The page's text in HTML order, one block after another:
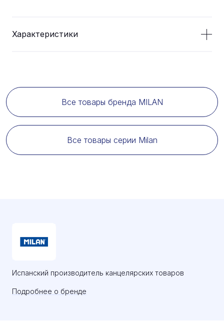
Характеристики
Все товары бренда MILAN
Все товары серии Milan
Испанский производитель канцелярских товаров
Подробнее о бренде